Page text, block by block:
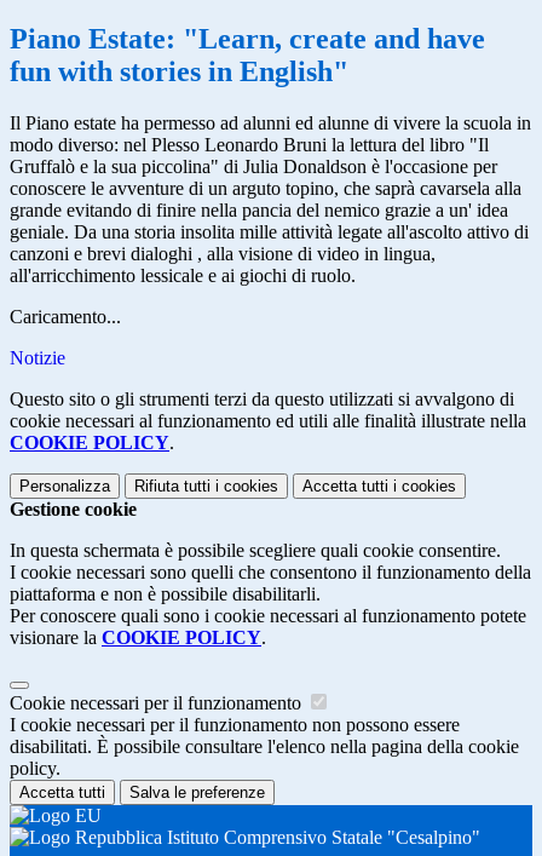
Piano Estate: "Learn, create and have
fun with stories in English"
Il Piano estate ha permesso ad alunni ed alunne di vivere la scuola in
modo diverso: nel Plesso Leonardo Bruni la lettura del libro "Il
Gruffalò e la sua piccolina" di Julia Donaldson è l'occasione per
conoscere le avventure di un arguto topino, che saprà cavarsela alla
grande evitando di finire nella pancia del nemico grazie a un' idea
geniale. Da una storia insolita mille attività legate all'ascolto attivo di
canzoni e brevi dialoghi , alla visione di video in lingua,
all'arricchimento lessicale e ai giochi di ruolo.
Caricamento...
Notizie
Questo sito o gli strumenti terzi da questo utilizzati si avvalgono di
cookie necessari al funzionamento ed utili alle finalità illustrate nella
COOKIE POLICY.
Personalizza Rifiuta tutti i cookies Accetta tutti i cookies
Gestione cookie
In questa schermata è possibile scegliere quali cookie consentire.
I cookie necessari sono quelli che consentono il funzionamento della
piattaforma e non è possibile disabilitarli.
Per conoscere quali sono i cookie necessari al funzionamento potete
visionare la COOKIE POLICY.
Cookie necessari per il funzionamento
I cookie necessari per il funzionamento non possono essere
disabilitati. È possibile consultare l'elenco nella pagina della cookie
policy.
Accetta tutti Salva le preferenze
Istituto Comprensivo Statale "Cesalpino"